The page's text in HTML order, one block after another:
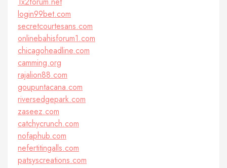
login99bet.com
secretcourtesans.com
onlinebahisforum1.com
chicagoheadline.com
camming.org
rajalion88.com
goupuntacana.com
riversedgepark.com
zaseez.com
catchycrunch.com
nofaphub.com
nefertitingalls.com
patsyscreations.com